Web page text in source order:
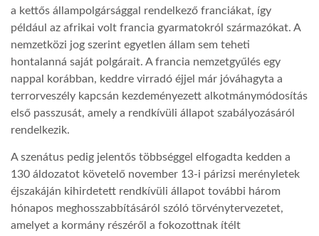
a kettős állampolgársággal rendelkező franciákat, így
például az afrikai volt francia gyarmatokról származókat. A
nemzetközi jog szerint egyetlen állam sem teheti
hontalanná saját polgárait. A francia nemzetgyűlés egy
nappal korábban, keddre virradó éjjel már jóváhagyta a
terrorveszély kapcsán kezdeményezett alkotmánymódosítás
első passzusát, amely a rendkívüli állapot szabályozásáról
rendelkezik.
A szenátus pedig jelentős többséggel elfogadta kedden a
130 áldozatot követelő november 13-i párizsi merényletek
éjszakáján kihirdetett rendkívüli állapot további három
hónapos meghosszabbításáról szóló törvénytervezetet,
amelyet a kormány részéről a fokozottnak ítélt